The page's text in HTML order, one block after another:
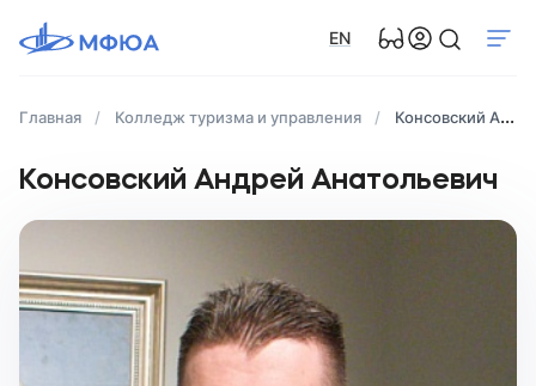
EN
Главная Колледж туризма и управления Консовский Андрей Анатольевич
Консовский Андрей Анатольевич